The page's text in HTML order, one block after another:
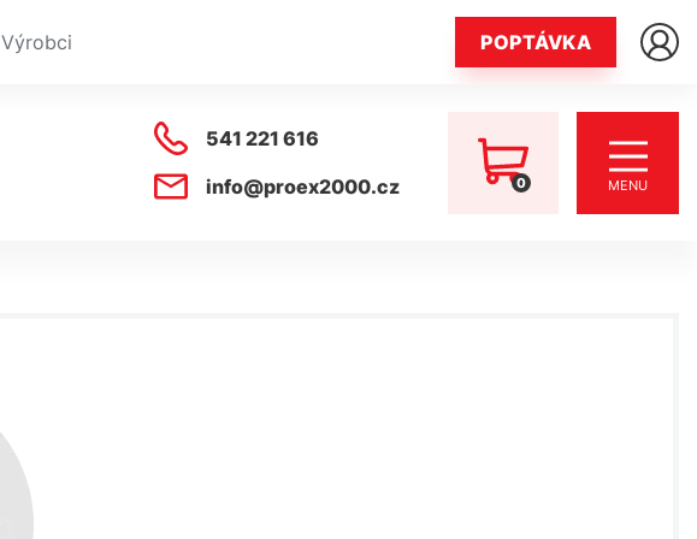
Výrobci POPTÁVKA
541 221 616
info@proex2000.cz
0 MENU